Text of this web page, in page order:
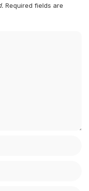
Required fields are